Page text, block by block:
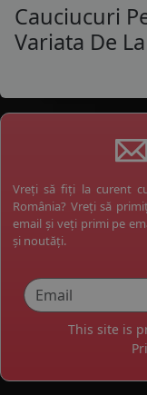
Cauciucuri
Variata De
Vreți să fiți la curent
România? Vreți să
email și veți primi pe
și noutăți.
This site is